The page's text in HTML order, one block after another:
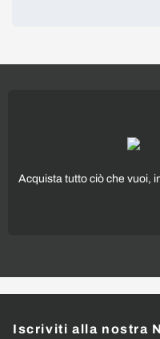
Acquista tutto ciò che vuoi,
Iscriviti alla nostra